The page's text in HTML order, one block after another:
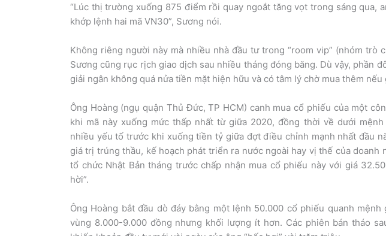
“Lúc thị trường xuống 875 điểm rồi quay ngoắt tăng vọt trong sáng qua,
khớp lệnh hai mã VN30”, Sương nói.
Không riêng người này mà nhiều nhà đầu tư trong “room vip” (nhóm trò
Sương cũng rục rịch giao dịch sau nhiều tháng đóng băng. Dù vậy, phần
giải ngân không quá nửa tiền mặt hiện hữu và có tâm lý chờ mua thêm nếu
Ông Hoàng (ngụ quận Thủ Đức, TP HCM) canh mua cổ phiếu của một
khi mã này xuống mức thấp nhất từ giữa 2020, đồng thời về dưới
nhiều yếu tố trước khi xuống tiền tỷ giữa đợt điều chỉnh mạnh nhất đầu
giá trị trúng thầu, kế hoạch phát triển ra nước ngoài hay vị thế của doanh
tổ chức Nhật Bản tháng trước chấp nhận mua cổ phiếu này với giá
hời”.
Ông Hoàng bắt đầu dò đáy bằng một lệnh 50.000 cổ phiếu quanh
vùng 8.000-9.000 đồng nhưng khối lượng ít hơn. Các phiên bán tháo